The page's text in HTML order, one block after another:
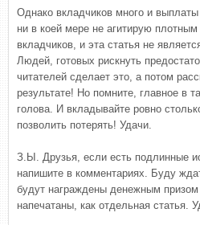
Однако вкладчиков много и
ни в коей мере не агитирую
вкладчиков, и эта статья не
Людей, готовых рискнуть
читателей сделает это, а потом
результате! Но помните, главное в
голова. И вкладывайте ровно
позволить потерять! Удачи.
З.Ы. Друзья, если есть подлинные
напишите в комментариях. Буду
будут награждены денежным призом
напечатаны, как отдельная статья.